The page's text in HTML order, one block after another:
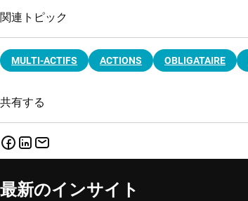
関連トピック
MULTI-ACTIFS ACTIONS OBLIGATAIRE
共有する
最新のインサイト